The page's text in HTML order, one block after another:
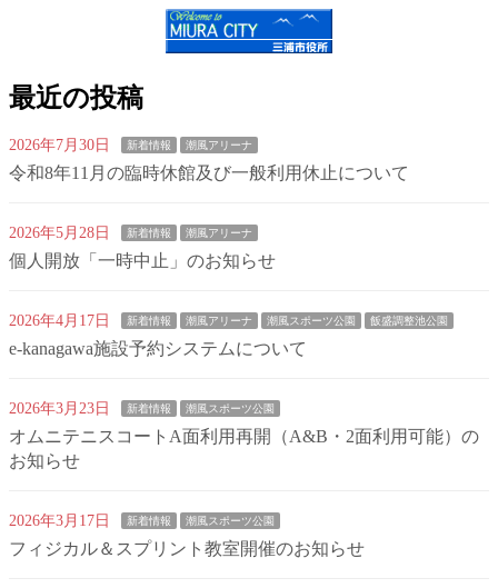
最近の投稿
2026年7月30日 新着情報 潮風アリーナ
令和8年11月の臨時休館及び一般利用休止について
2026年5月28日 新着情報 潮風アリーナ
個人開放「一時中止」のお知らせ
2026年4月17日 新着情報 潮風アリーナ 潮風スポーツ公園 飯盛調整池公園
e-kanagawa施設予約システムについて
2026年3月23日 新着情報 潮風スポーツ公園
オムニテニスコートA面利用再開（A&B・2面利用可能）の
お知らせ
2026年3月17日 新着情報 潮風スポーツ公園
フィジカル＆スプリント教室開催のお知らせ